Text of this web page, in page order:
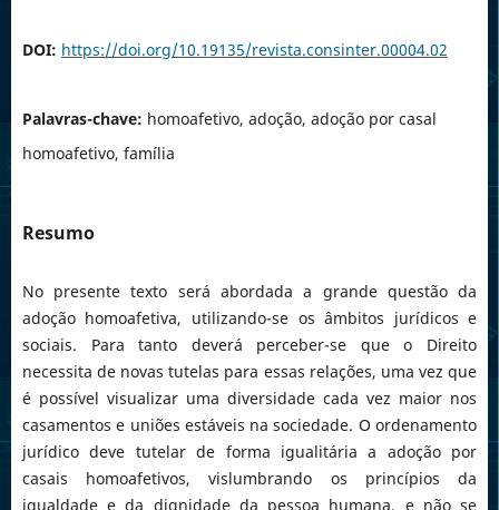
DOI: https://doi.org/10.19135/revista.consinter.00004.02
Palavras-chave: homoafetivo, adoção, adoção por casal
homoafetivo, família
Resumo
No presente texto será abordada a grande questão da
adoção homoafetiva, utilizando-se os âmbitos jurídicos e
sociais. Para tanto deverá perceber-se que o Direito
necessita de novas tutelas para essas relações, uma vez que
é possível visualizar uma diversidade cada vez maior nos
casamentos e uniões estáveis na sociedade. O ordenamento
jurídico deve tutelar de forma igualitária a adoção por
casais homoafetivos, vislumbrando os princípios da
igualdade e da dignidade da pessoa humana, e não se